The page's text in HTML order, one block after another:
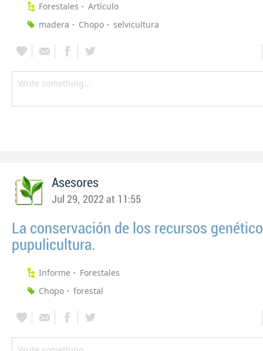
Forestales
Artículo
madera
Chopo selvicultura
Asesores
Jul 29, 2022 at 11:55
La conservación de los recursos
pupulicultura.
Informe
Forestales
Chopo
forestal